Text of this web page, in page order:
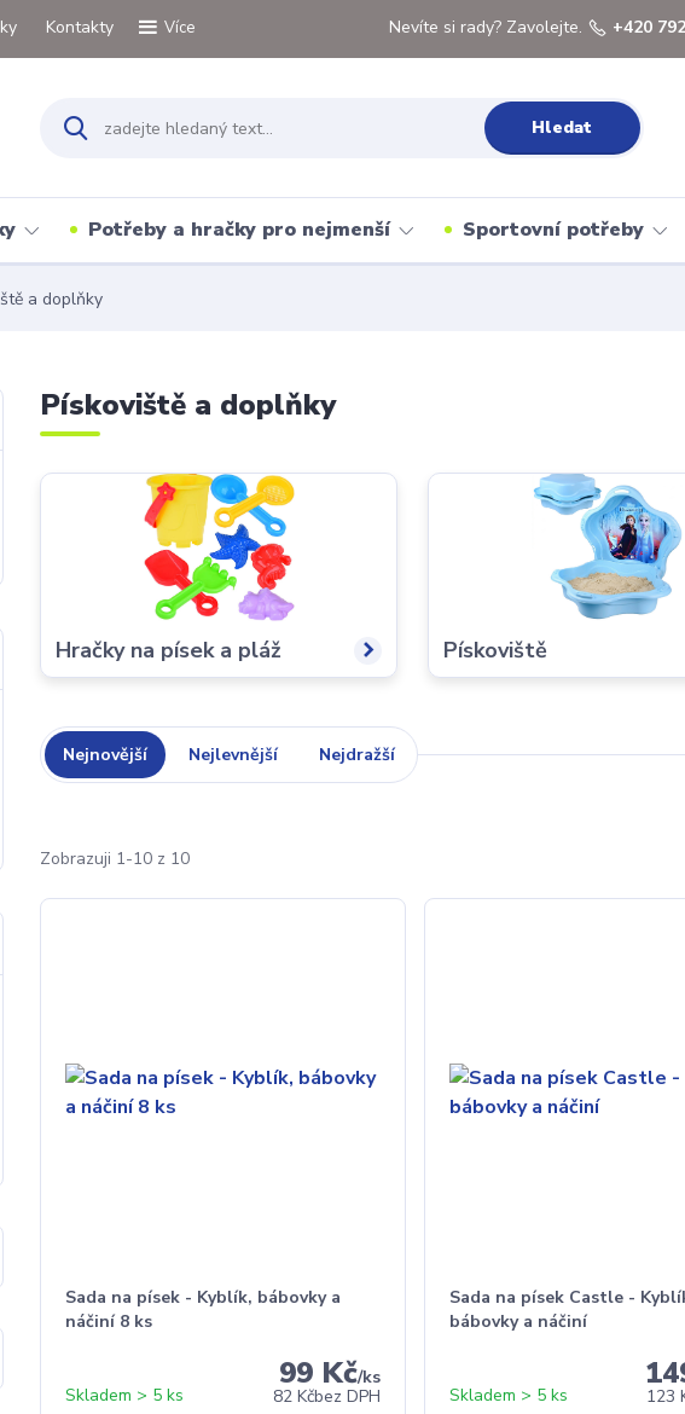
Kontakty Více
Hledat
Nevíte si rady? Zavolejte. +420
Potřeby a hračky pro nejmenší Sportovní potřeby
a doplňky
Pískoviště a doplňky
Hračky na písek a pláž Pískoviště
Nejnovější Nejlevnější Nejdražší
Zobrazuji 1-10 z 10
Sada na písek - Kyblík, bábovky a
náčiní 8 ks
99 Kč/ks
82 Kčbez DPH
Skladem > 5 ks
Sada na písek Castle -
bábovky a náčiní
123
Skladem > 5 ks